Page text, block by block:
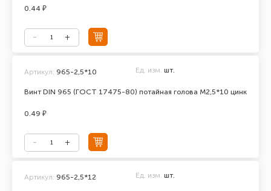
0.44 ₽
Винт DIN 965 (ГОСТ 17475-80) потайная голова М2,5*10 цинк
Артикул: 965-2,5*10 Ед. изм. шт.
0.49 ₽
Артикул: 965-2,5*12 Ед. изм. шт.